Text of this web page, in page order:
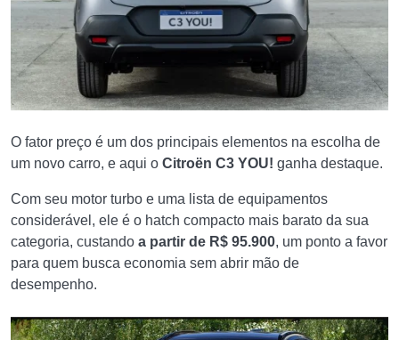
O fator preço é um dos principais elementos na escolha de
um novo carro, e aqui o Citroën C3 YOU! ganha destaque.
Com seu motor turbo e uma lista de equipamentos
considerável, ele é o hatch compacto mais barato da sua
categoria, custando a partir de R$ 95.900, um ponto a favor
para quem busca economia sem abrir mão de
desempenho.